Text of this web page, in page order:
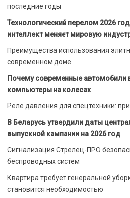
последние годы
Технологический перелом 2026
интеллект меняет мировую
Преимущества использования
современном доме
Почему современные автомобили
компьютеры на колесах
Реле давления для спецтехники:
В Беларусь утвердили даты
выпускной кампании на 2026 год
Сигнализация Стрелец-ПРО
беспроводных систем
Квартира требует генеральной
становится необходимостью